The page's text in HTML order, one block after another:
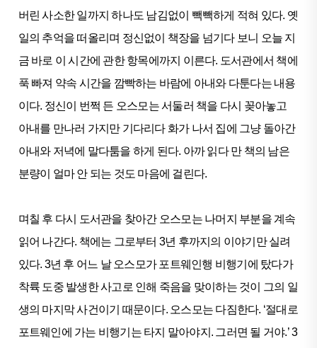
버린 사소한 일까지 하나도 남김없이 빽빽하게 적혀 있다. 옛
일의 추억을 떠올리며 정신없이 책장을 넘기다 보니 오늘 지
금 바로 이 시간에 관한 항목에까지 이른다. 도서관에서 책에
푹 빠져 약속 시간을 깜빡하는 바람에 아내와 다툰다는 내용
이다. 정신이 번쩍 든 오스모는 서둘러 책을 다시 꽂아놓고
아내를 만나러 가지만 기다리다 화가 나서 집에 그냥 돌아간
아내와 저녁에 말다툼을 하게 된다. 아까 읽다 만 책의 남은
분량이 얼마 안 되는 것도 마음에 걸린다.
며칠 후 다시 도서관을 찾아간 오스모는 나머지 부분을 계속
읽어 나간다. 책에는 그로부터 3년 후까지의 이야기만 실려
있다. 3년 후 어느 날 오스모가 포트웨인행 비행기에 탔다가
착륙 도중 발생한 사고로 인해 죽음을 맞이하는 것이 그의 일
생의 마지막 사건이기 때문이다. 오스모는 다짐한다. ‘절대로
포트웨인에 가는 비행기는 타지 말아야지. 그러면 될 거야.’ 3